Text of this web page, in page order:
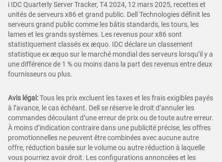
i IDC Quarterly Server Tracker, T4 2024, 12 mars 2025, recettes et
unités de serveurs x86 et grand public. Dell Technologies définit les
serveurs grand public comme les bâtis standards, les tours, les
lames et les grands systèmes. Les revenus pour x86 sont
statistiquement classés ex æquo. IDC déclare un classement
statistique ex æquo sur le marché mondial des serveurs lorsqu’il y a
une différence de 1 % ou moins dans la part des revenus entre deux
fournisseurs ou plus.
Avis légal:Tous les prix excluent les taxes et les frais exigibles payés
à l’avance, le cas échéant. Dell se réserve le droit d’annuler les
commandes découlant d’une erreur de prix ou de toute autre erreur.
À moins d’indication contraire dans une publicité précise, les offres
promotionnelles ne peuvent être combinées avec aucune autre
offre, réduction basée sur le volume ou autre réduction à laquelle
vous pourriez avoir droit. Les configurations annoncées et les